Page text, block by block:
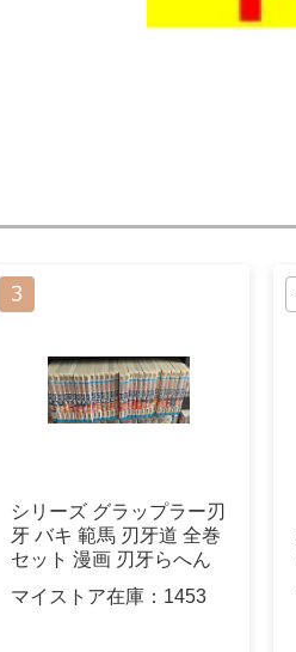
シリーズ グラップラー刃
牙 バキ 範馬 刃牙道 全巻
セット 漫画 刃牙らへん
マイストア在庫： 1453